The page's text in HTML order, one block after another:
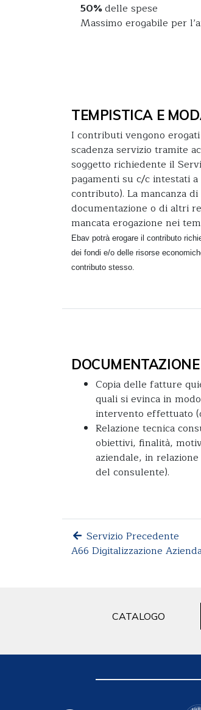
50%delle spese
Massimo erogabile per
TEMPISTICA E
I contributi vengono
scadenza servizio tramite
soggetto richiedente il
pagamenti su c/c intestati
contributo). La mancanza
documentazione o di altri
mancata erogazione nei
Ebav potrà erogare il contributo
dei fondi e/o delle risorse
contributo stesso.
Copia delle fatture
quali si evinca in
intervento effettuato
Relazione tecnica
obiettivi, finalità,
aziendale, in
del consulente).
Servizio Precedente
A66 Digitalizzazione
CATALOGO